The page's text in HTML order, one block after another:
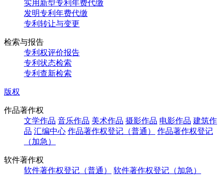
实用新型专利年费代缴
发明专利年费代缴
专利转让与变更
检索与报告
专利权评价报告
专利状态检索
专利查新检索
版权
作品著作权
文学作品 音乐作品 美术作品 摄影作品 电影作品 建筑作
品 汇编中心 作品著作权登记（普通）
作品著作权登记
（加急）
软件著作权
软件著作权登记（普通）
软件著作权登记（加急）